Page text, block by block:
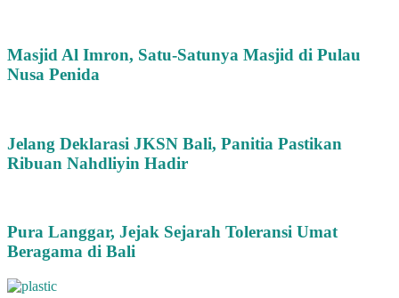
Masjid Al Imron, Satu-Satunya Masjid di Pulau
Nusa Penida
Jelang Deklarasi JKSN Bali, Panitia Pastikan
Ribuan Nahdliyin Hadir
Pura Langgar, Jejak Sejarah Toleransi Umat
Beragama di Bali